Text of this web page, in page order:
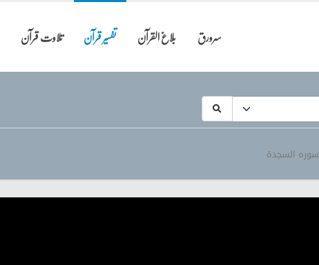
سرورق بلاغ القرآن تفسیر قرآن تلاوت قرآن
سورہ ‎السجدة‎